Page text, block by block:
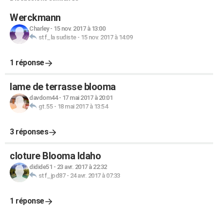
Werckmann
Charley- 15 nov. 2017 à 13:00
stf_la sudiste- 15 nov. 2017 à 14:09
1 réponse
lame de terrasse blooma
davdom44- 17 mai 2017 à 20:01
gt.55- 18 mai 2017 à 13:54
3 réponses
cloture Blooma Idaho
didide51 - 23 avr. 2017 à 22:32
stf_jpd87- 24 avr. 2017 à 07:33
1 réponse